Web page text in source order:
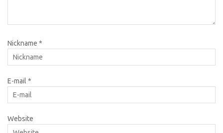
Nickname *
E-mail *
Website